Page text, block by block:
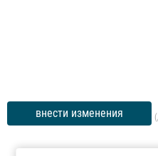
внести изменения